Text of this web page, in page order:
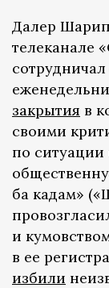
Далер
телеканале
закрытия в
своими
по ситуации
ба кадам»
и
в ее
избили